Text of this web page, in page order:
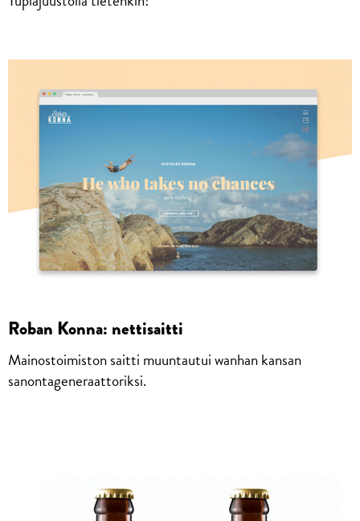
Roban Konna: nettisaitti
Mainostoimiston saitti muuntautui wanhan kansan
sanontageneraattoriksi.